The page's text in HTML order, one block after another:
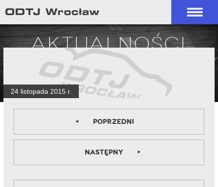
Aktualności
24 listopada 2015 r.
Poprzedni
Następny